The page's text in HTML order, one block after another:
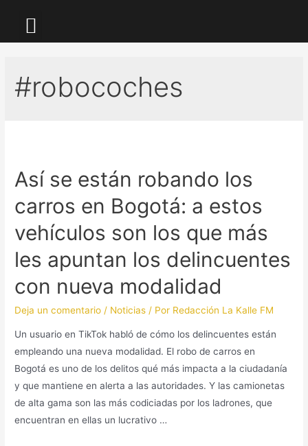
#robocoches
Así se están robando los
carros en Bogotá: a estos
vehículos son los que más
les apuntan los delincuentes
con nueva modalidad
Deja un comentario / Noticias / Por Redacción La Kalle FM
Un usuario en TikTok habló de cómo los delincuentes están
empleando una nueva modalidad. El robo de carros en
Bogotá es uno de los delitos qué más impacta a la ciudadanía
y que mantiene en alerta a las autoridades. Y las camionetas
de alta gama son las más codiciadas por los ladrones, que
encuentran en ellas un lucrativo …